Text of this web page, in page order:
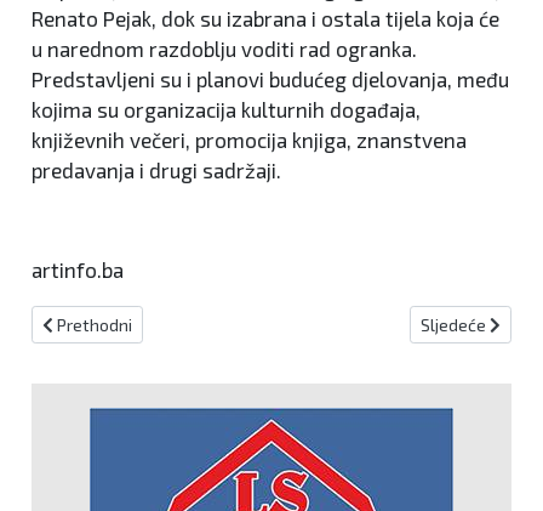
Renato Pejak, dok su izabrana i ostala tijela koja će
u narednom razdoblju voditi rad ogranka.
Predstavljeni su i planovi budućeg djelovanja, među
kojima su organizacija kulturnih događaja,
književnih večeri, promocija knjiga, znanstvena
predavanja i drugi sadržaji.
artinfo.ba
Prethodni članak: Predstavljena knjiga „Književno blago Bosne
Prethodni Sljedeći
Sljedeće